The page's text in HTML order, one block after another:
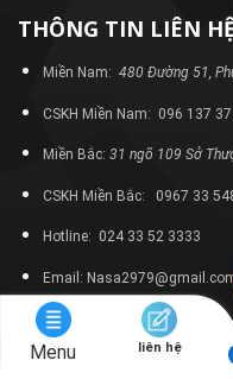
THÔNG TIN LIÊN HỆ
Miền Nam: 480 Đường 51,
CSKH Miền Nam: 096 137
Miền Bắc: 31 ngõ 109 Sở
CSKH Miền Bắc: 0967 33
Hotline: 024 33 52 3333
Email:
Menu liên hệ